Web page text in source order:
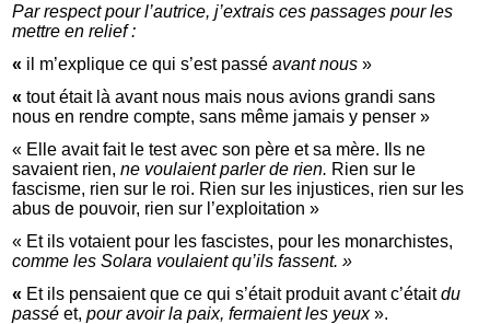
Par respect pour l’autrice, j’extrais ces passages pour les
mettre en relief :
« il m’explique ce qui s’est passéavant nous »
«tout était là avant nous mais nous avions grandi sans
nous en rendre compte, sans même jamais y penser »
« Elle avait fait le test avec son père et sa mère. Ils ne
savaient rien,ne voulaient parler de rien. Rien sur le
fascisme, rien sur le roi. Rien sur les injustices, rien sur les
abus de pouvoir, rien sur l’exploitation »
« Et ils votaient pour les fascistes, pour les monarchistes,
comme les Solara voulaient qu’ils fassent. »
« Et ils pensaient que ce qui s’était produit avant c’étaitdu
passéet,pour avoir la paix, fermaient les yeux».